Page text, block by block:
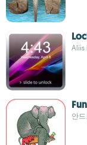
Aliis
안